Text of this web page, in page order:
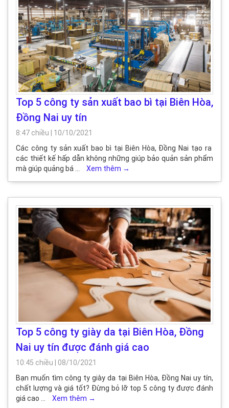
Top 5 công ty sản xuất bao bì tại Biên Hòa,
Đồng Nai uy tín
8:47 chiều
10/10/2021
Các công ty sản xuất bao bì tại Biên Hòa, Đồng Nai tạo ra
các thiết kế hấp dẫn không những giúp bảo quản sản phẩm
mà giúp quảng bá …
Xem thêm →
Top 5 công ty giày da tại Biên Hòa, Đồng
Nai uy tín được đánh giá cao
10:45 chiều
08/10/2021
Bạn muốn tìm công ty giày da tại Biên Hòa, Đồng Nai uy tín,
chất lượng và giá tốt? Đừng bỏ lỡ top 5 công ty được đánh
giá cao …
Xem thêm →